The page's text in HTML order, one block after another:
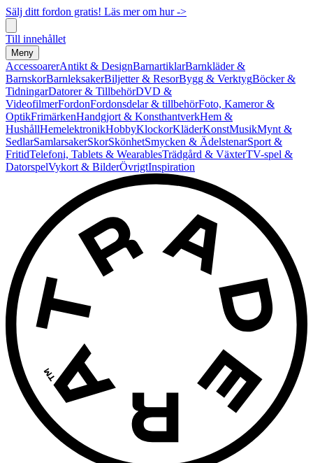
Sälj ditt fordon gratis! Läs mer om hur ->
Till innehållet
Meny
AccessoarerAntikt & DesignBarnartiklarBarnkläder &
BarnskorBarnleksakerBiljetter & ResorBygg & VerktygBöcker &
TidningarDatorer & TillbehörDVD &
VideofilmerFordonFordonsdelar & tillbehörFoto, Kameror &
OptikFrimärkenHandgjort & KonsthantverkHem &
HushållHemelektronikHobbyKlockorKläderKonstMusikMynt &
SedlarSamlarsakerSkorSkönhetSmycken & ÄdelstenarSport &
FritidTelefoni, Tablets & WearablesTrädgård & VäxterTV-spel &
DatorspelVykort & BilderÖvrigtInspiration